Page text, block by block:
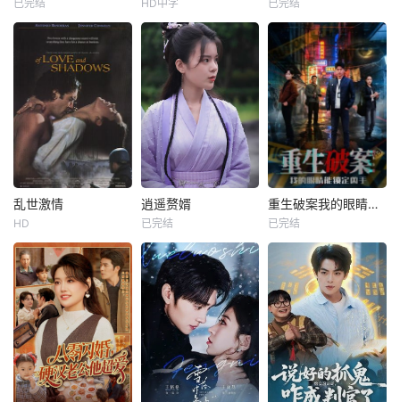
已完结 HD中字 已完结
乱世激情
HD
逍遥赘婿
已完结
重生破案我的眼睛能锁定凶手
已完结